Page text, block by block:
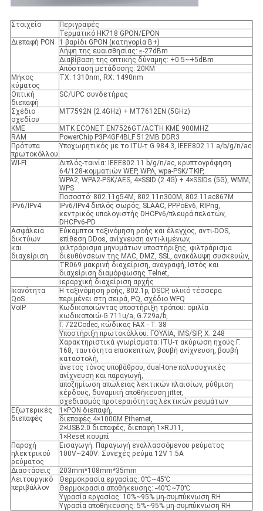
Στοιχείο
Περιγραφές
Τερματικό HK718 GPON/EPON
Διεπαφή PON
1 βαρίδι GPON (κατηγορία B+)
Λήψη της ευαισθησίας: ≤-27dBm
Διαβίβαση της οπτικής δύναμης: +0.5~+5dBm
Απόσταση μετάδοσης: 20KM
Μήκος
κύματος
TX: 1310nm, RX: 1490nm
Οπτική
διεπαφή
SC/UPC συνδετήρας
Σχέδιο
σχεδίου
MT7592N (2.4GHz) + MT7612EN (5GHz)
ΚΜΕ
MTK ECONET EN7526GT/ACTH ΚΜΕ 900MHZ
RAM
PowerChip P3P4GF4BLF 512MB DDR3
Πρότυπα
πρωτοκόλλου
Υποχωρητικός με το ITU-τ G.984.3, IEEE802.11 a/b/g/n/ac
WI-FI
Διπλός-ταινία: IEEE802.11 b/g/n/ac, κρυπτογράφηση
64/128-κομματιών WEP, WPA, wpa-PSK/TKIP,
WPA2, WPA2-PSK/AES, 4×SSID (2.4G) + 4×SSIDs (5G), WMM,
WPS
Ποσοστό: 802.11g54M, 802.11n300M, 802.11ac867M
IPv6/IPv4
IPv6/IPv4 διπλός σωρός, SLAAC, PPPoEv6, RIPng,
κεντρικός υπολογιστής DHCPv6/πλευρά πελατών,
DHCPv6-PD
Ασφάλεια
δικτύων
Εύκαμπτοι ταξινόμηση ροής και έλεγχος, αντι-DOS,
επίθεση DDos, ανίχνευση αντι-λιμένων,
και
διαχείριση
φιλτράρισμα μηνυμάτων υποστήριξης, φιλτράρισμα
διευθύνσεων της MAC, DMZ, SSL, ανακάλυψη συσκευών,
TR069 μακρινή διαχείριση, αναγραφή, Ιστός και
διαχείριση διαμόρφωσης Telnet,
ιεραρχική διαχείριση αρχής
Ικανότητα
QoS
Η ταξινόμηση ροής, 802.1p, DSCP, υλικό τέσσερα
περιμένει στη σειρά, PQ, σχέδιο WFQ
VoIP
Κωδικοποιώντας υποστήριξη τρόπου: ομιλία
κωδικοποιώ-G.711u/a, G.729a/b,
Γ. 722Codec, κώδικας FAX - Τ. 38
Υποστήριξη πρωτοκόλλου: ΓΟΥΛΙΑ, IMS/SIP, Χ. 248
Χαρακτηριστικά γνωρίσματα: ITU-τ ακύρωση ηχούς Γ.
168, ταυτότητα επισκεπτών, βουβή ανίχνευση, βουβή
καταστολή,
άνετος τόνος υποβάθρου, dual-tone πολυσυχνικές
ανίχνευση και παραγωγή,
αποζημίωση απώλειας λεκτικών πλαισίων, ρύθμιση
κέρδους, δυναμική αποθήκευση jitter,
σχεδιασμός προτεραιότητας λεκτικών ρευμάτων
Εξωτερικές
διεπαφές
1×PON διεπαφή,
διεπαφές 4×1000M Ethernet,
2×USB2.0 διεπαφές, διεπαφή 1×RJ11,
1×Reset κουμπί
Παροχή
ηλεκτρικού
ρεύματος
Εισαγωγή: Παραγωγή εναλλασσόμενου ρεύματος
100V~240V: Συνεχές ρεύμα 12V 1.5A
Διαστάσεις
203mm*108mm*35mm
Λειτουργικό
περιβάλλον
Θερμοκρασία εργασίας: 0℃~45℃
Θερμοκρασία αποθήκευσης: -40℃~70℃
Υγρασία εργασίας: 10%~95% μη-συμπύκνωση RH
Υγρασία αποθήκευσης: 5%~95% μη-συμπύκνωση RH